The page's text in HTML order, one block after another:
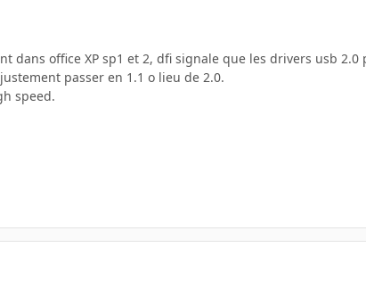
dans office XP sp1 et 2, dfi signale que les drivers usb
passer en 1.1 o lieu de 2.0.
speed.